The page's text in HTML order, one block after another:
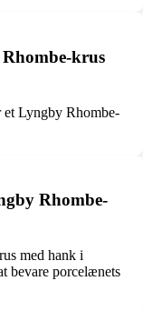
krus
et Lyngby Rhombe-
Rhombe-
med hank i
bevare porcelænets